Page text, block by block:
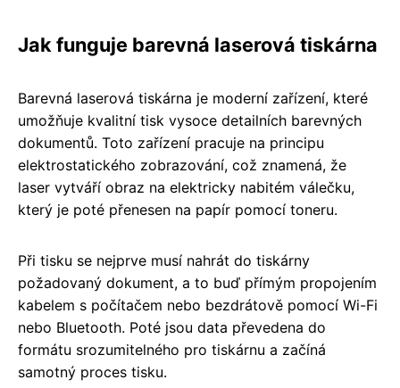
Jak funguje barevná laserová tiskárna
Barevná laserová tiskárna je moderní zařízení, které
umožňuje kvalitní tisk vysoce detailních barevných
dokumentů. Toto zařízení pracuje na principu
elektrostatického zobrazování, což znamená, že
laser vytváří obraz na elektricky nabitém válečku,
který je poté přenesen na papír pomocí toneru.
Při tisku se nejprve musí nahrát do tiskárny
požadovaný dokument, a to buď přímým propojením
kabelem s počítačem nebo bezdrátově pomocí Wi-Fi
nebo Bluetooth. Poté jsou data převedena do
formátu srozumitelného pro tiskárnu a začíná
samotný proces tisku.